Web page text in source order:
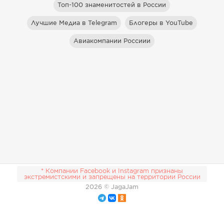
Топ-100 знаменитостей в России
Лучшие Медиа в Telegram Блогеры в YouTube
Авиакомпании Россиии
* Компании Facebook и Instagram признаны
экстремистскими и запрещены на территории России
2026 © JagaJam